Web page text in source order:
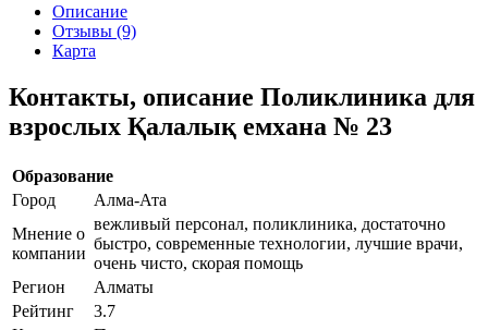
Описание
Отзывы (9)
Карта
Контакты, описание Поликлиника для
взрослых Қалалық емхана № 23
Образование
Город
Алма-Ата
Мнение о
компании
вежливый персонал, поликлиника, достаточно
быстро, современные технологии, лучшие врачи,
очень чисто, скорая помощь
Регион
Алматы
Рейтинг
3.7